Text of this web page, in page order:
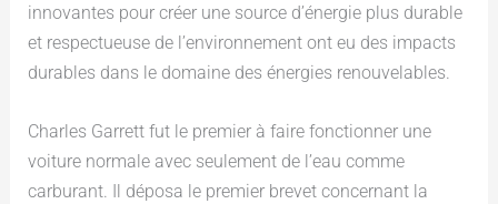
innovantes pour créer une source d’énergie plus durable
et respectueuse de l’environnement ont eu des impacts
durables dans le domaine des énergies renouvelables.
Charles Garrett fut le premier à faire fonctionner une
voiture normale avec seulement de l’eau comme
carburant. Il déposa le premier brevet concernant la